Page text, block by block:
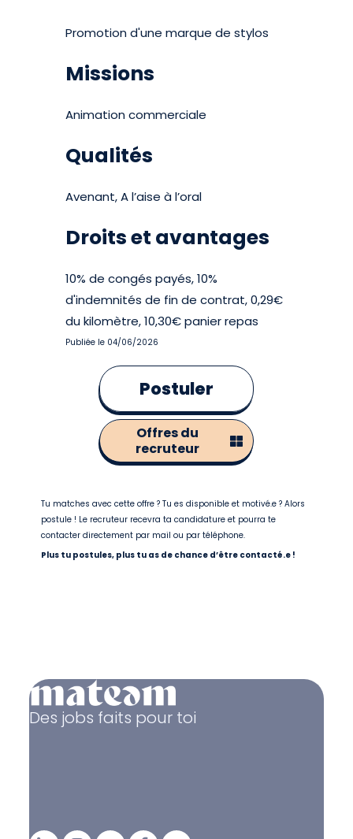
Promotion d'une marque de stylos
Missions
Animation commerciale
Qualités
Avenant, A l’aise à l’oral
Droits et avantages
10% de congés payés, 10%
d'indemnités de fin de contrat, 0,29€
du kilomètre, 10,30€ panier repas
Publiée le 04/06/2026
Postuler
Offres du
recruteur
Tu matches avec cette offre ? Tu es disponible et motivé.e ? Alors
postule ! Le recruteur recevra ta candidature et pourra te
contacter directement par mail ou par téléphone.
Plus tu postules, plus tu as de chance d’être contacté.e !
Des jobs faits pour toi